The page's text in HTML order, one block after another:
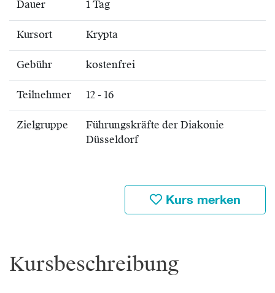
Dauer 1 Tag
Kursort Krypta
Gebühr kostenfrei
Teilnehmer 12 - 16
Zielgruppe
Führungskräfte der Diakonie
Düsseldorf
Kurs merken
Kursbeschreibung